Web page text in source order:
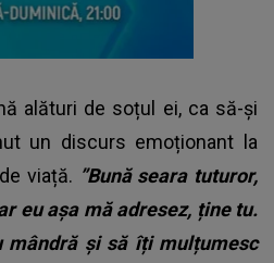
alături de soțul ei, ca să-și
un discurs emoționant la
viață. ”Bună seara tuturor,
eu așa mă adresez, ține tu.
mândră și să îți mulțumesc